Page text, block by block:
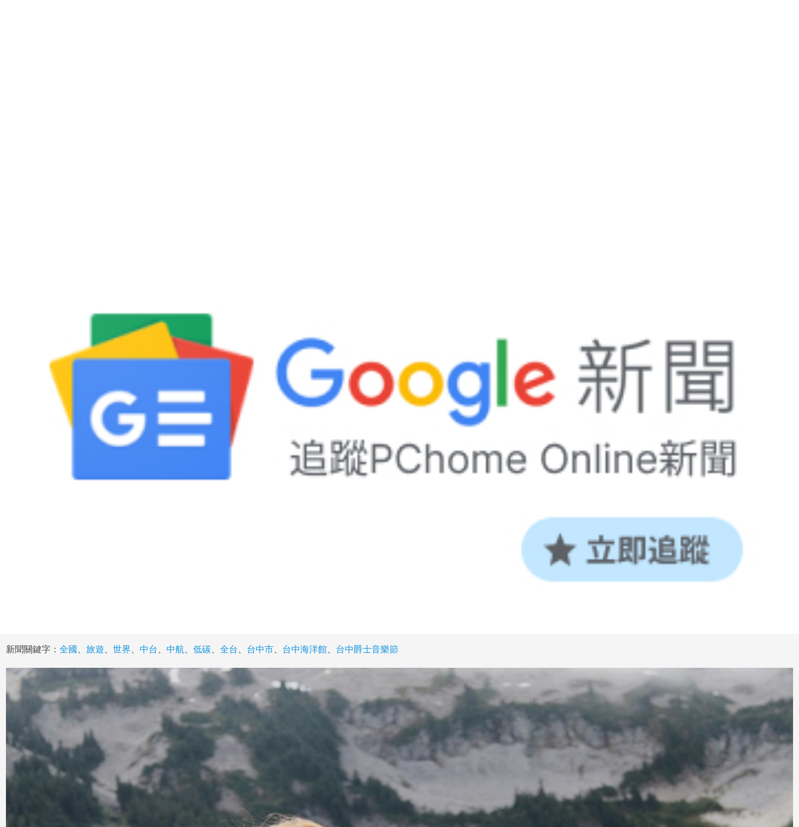
新聞關鍵字： 全國 旅遊 世界 中台 中航 低碳 全台 台中市 台中海洋館 台中爵士音樂節